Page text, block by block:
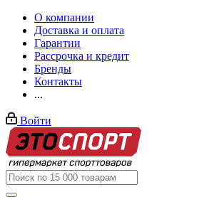
О компании
Доставка и оплата
Гарантии
Рассрочка и кредит
Бренды
Контакты
...
Войти